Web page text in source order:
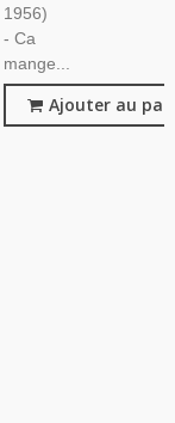
1956)
- Ca
mange...
Ajouter au